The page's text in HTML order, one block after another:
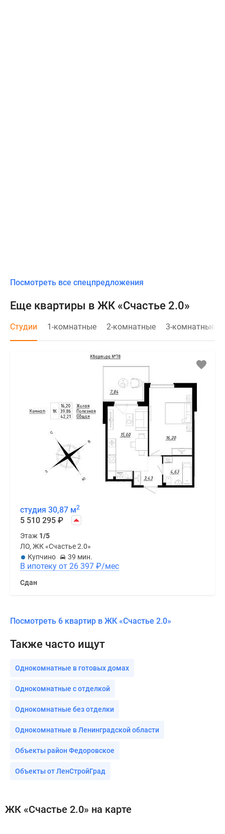
Посмотреть все спецпредложения
Еще квартиры в ЖК «Счастье 2.0»
Студии 1-комнатные 2-комнатные 3-комнатные
студия 30,87 м2
5 510 295 ₽
Этаж 1/5
ЛО, ЖК «Счастье 2.0»
Купчино
39 мин.
В ипотеку от 26 397 ₽/мес
Сдан
Посмотреть 6 квартир в ЖК «Счастье 2.0»
Также часто ищут
Однокомнатные в готовых домах
Однокомнатные с отделкой
Однокомнатные без отделки
Однокомнатные в Ленинградской области
Объекты район Федоровское
Объекты от ЛенСтройГрад
ЖК «Счастье 2.0» на карте